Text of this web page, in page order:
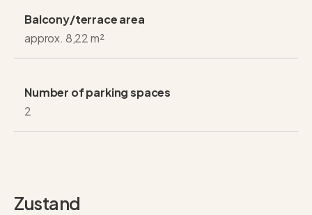
Balcony/terrace area
approx. 8,22 m²
Number of parking spaces
2
Zustand